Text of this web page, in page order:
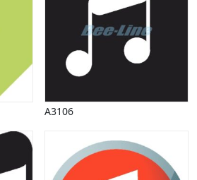
A3106